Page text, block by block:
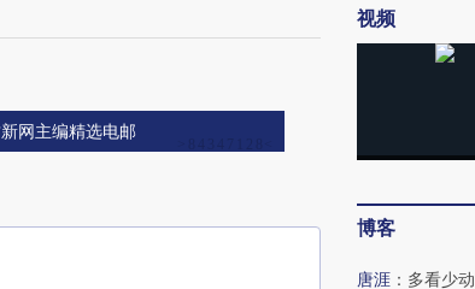
网主编精选电邮
视频
博客
唐涯 ： 多看少动